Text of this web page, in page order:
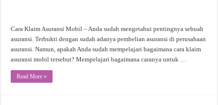
Cara Klaim Asuransi Mobil – Anda sudah mengetahui pentingnya sebuah
asuransi. Terbukti dengan sudah adanya pembelian asuransi di perusahaan
asuransi. Namun, apakah Anda sudah mempelajari bagaimana cara klaim
asuransi mobil tersebut? Mempelajari bagaimana caranya untuk …
Read More »